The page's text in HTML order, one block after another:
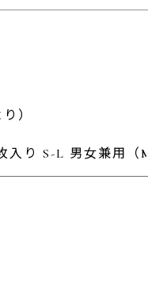
）
り S-L 男女兼用（